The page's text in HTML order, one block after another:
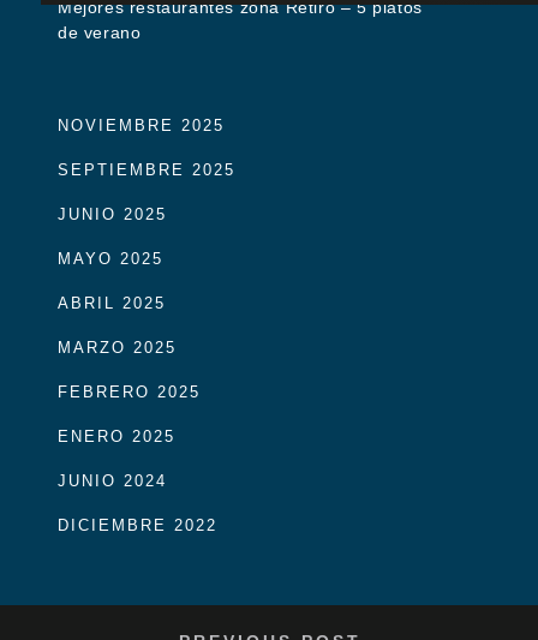
Mejores restaurantes zona Retiro – 5 platos
de verano
NOVIEMBRE 2025
SEPTIEMBRE 2025
JUNIO 2025
MAYO 2025
ABRIL 2025
MARZO 2025
FEBRERO 2025
ENERO 2025
JUNIO 2024
DICIEMBRE 2022